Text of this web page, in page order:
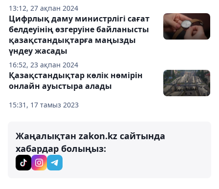
13:12, 27 ақпан 2024
16:52, 23 ақпан 2024
Цифрлық даму министрлігі сағат
белдеуінің өзгеруіне байланысты
қазақстандықтарға маңызды
үндеу жасады
15:31, 17 тамыз 2023
Қазақстандықтар көлік нөмірін
онлайн ауыстыра алады
Жаңалықтан zakon.kz сайтында
хабардар болыңыз: